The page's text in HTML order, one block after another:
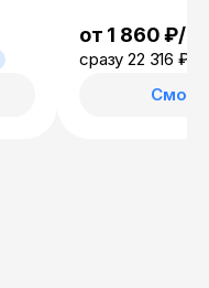
от 1 860 ₽/
сразу 22 316 ₽